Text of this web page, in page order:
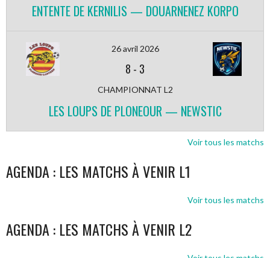
ENTENTE DE KERNILIS — DOUARNENEZ KORPO
26 avril 2026
8 - 3
CHAMPIONNAT L2
LES LOUPS DE PLONEOUR — NEWSTIC
Voir tous les matchs
AGENDA : LES MATCHS À VENIR L1
Voir tous les matchs
AGENDA : LES MATCHS À VENIR L2